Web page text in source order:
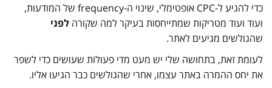
כדי להגיע ל-CPC אופטימלי, שינוי ה-frequency של המודעות,
ועוד ועוד מטריקות שמתייחסות בעיקר למה שקורה לפני
שהגולשים מגיעים לאתר.
לעומת זאת, בתחושה שלי יש מעט מדי פעולות שעושים כדי לשפר
את יחס ההמרה באתר עצמו, אחרי שהגולשים כבר הגיעו אליו.